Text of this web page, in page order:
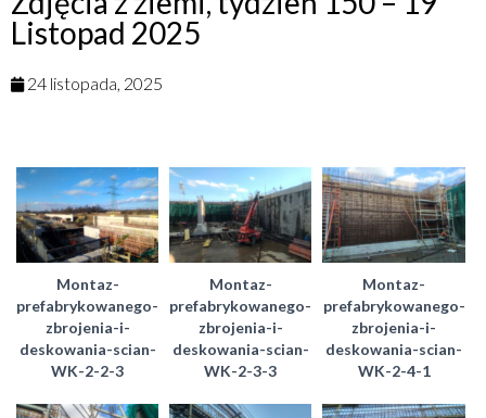
Listopad 2025
24 listopada, 2025
Montaz-
prefabrykowanego-
zbrojenia-i-
deskowania-scian-
WK-2-2-3
Montaz-
prefabrykowanego-
zbrojenia-i-
deskowania-scian-
WK-2-3-3
Montaz-
prefabrykowanego-
zbrojenia-i-
deskowania-scian-
WK-2-4-1